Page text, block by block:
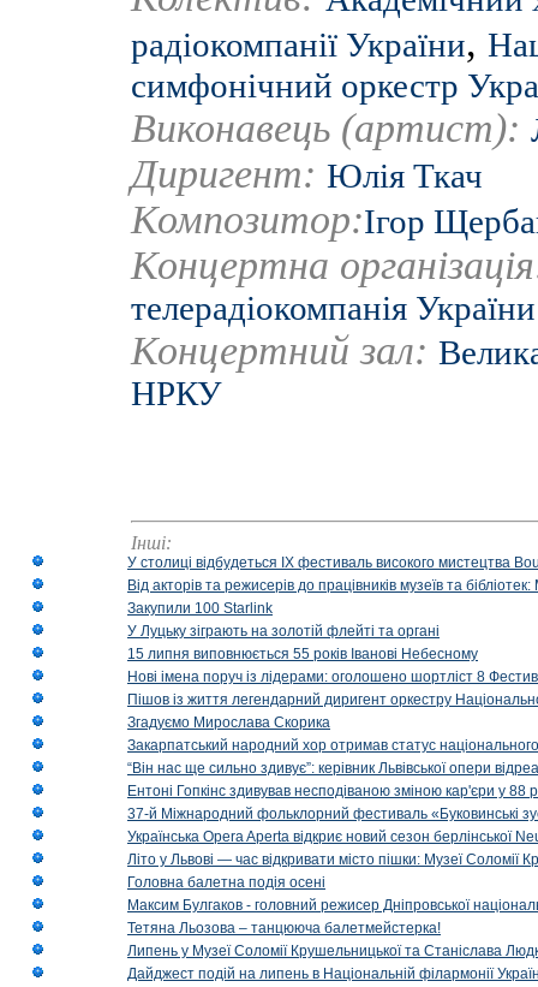
радіокомпанії України,
симфонічний оркестр
Виконавець (артист):
Диригент: Юлія Ткач
Композитор:Ігор
Концертна
телерадіокомпанія України
Концертний зал:
НРКУ
Інші:
У столиці відбудеться IX фестиваль високого мистецтва
Від акторів та режисерів до працівників музеїв та
Закупили 100 Starlink
У Луцьку зіграють на золотій флейті та органі
15 липня виповнюється 55 років Іванові Небесному
Нові імена поруч із лідерами: оголошено шортліст 8
Пішов із життя легендарний диригент оркестру
Згадуємо Мирослава Скорика
Закарпатський народний хор отримав статус національного
“Він нас ще сильно здивує”: керівник Львівської опери
Ентоні Гопкінс здивував несподіваною зміною кар'єри у 88
37-й Міжнародний фольклорний фестиваль «Буковинські
Українська Opera Aperta відкриє новий сезон берлінської
Літо у Львові — час відкривати місто пішки: Музеї Соломії
Головна балетна подія осені
Максим Булгаков - головний режисер Дніпровської
Тетяна Льозова – танцююча балетмейстерка!
Липень у Музеї Соломії Крушельницької та Станіслава
Дайджест подій на липень в Національній філармонії